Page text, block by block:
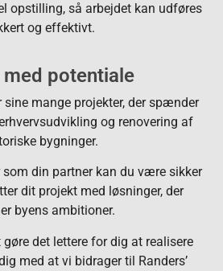
opstilling, så arbejdet kan udføres
og effektivt.
med potentiale
sine mange projekter, der spænder
og renovering af
bygninger.
som din partner kan du være sikker
dit projekt med løsninger, der
byens ambitioner.
det lettere for dig at realisere
med at vi bidrager til Randers’